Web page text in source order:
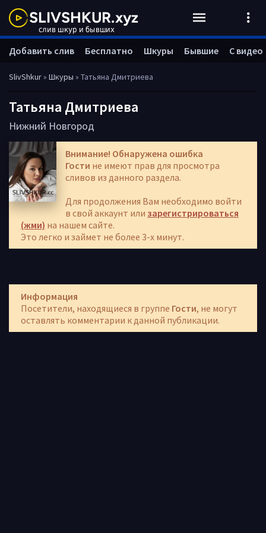
SlivShkur» Шкуры » Татьяна Дмитриева
Татьяна Дмитриева
Нижний Новгород
Внимание! Обнаружена ошибка
Гости не имеют прав для просмотра
сливов из данного раздела.
Для продолжения Вам необходимо войти
в свой аккаунт или зарегистрироваться
(жми) на нашем сайте.
Это легко и займет не более 3-х минут.
Информация
Посетители, находящиеся в группе Гости, не могут
оставлять комментарии к данной публикации.
Добавить слив Бесплатно Шкуры Бывшие С видео